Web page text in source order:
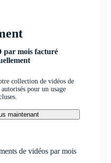
par mois facturé
collection de vidéos de
pour un usage
maintenant
de vidéos par mois